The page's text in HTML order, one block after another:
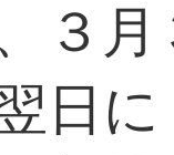
３
日